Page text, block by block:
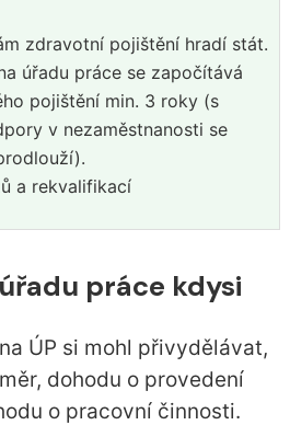
zdravotní pojištění hradí stát.
úřadu práce se započítává
pojištění min. 3 roky (s
v nezaměstnanosti se
a rekvalifikací
práce kdysi
ÚP si mohl přivydělávat,
dohodu o provedení
o pracovní činnosti.